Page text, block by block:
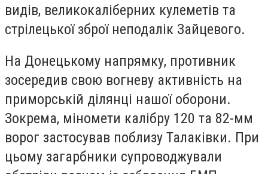
видів, великокаліберних кулеметів та
стрілецької зброї неподалік Зайцевого.
На Донецькому напрямку, противник
зосередив свою вогневу активність на
приморській ділянці нашої оборони.
Зокрема, міномети калібру 120 та 82-мм
ворог застосував поблизу Талаківки. При
цьому загарбники супроводжували